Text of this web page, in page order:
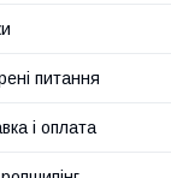
питання
і оплата